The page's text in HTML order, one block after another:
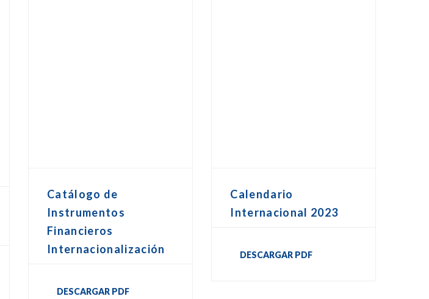
Catálogo de
Instrumentos
Financieros
Internacionalización
DESCARGAR PDF
Calendario
Internacional 2023
DESCARGAR PDF